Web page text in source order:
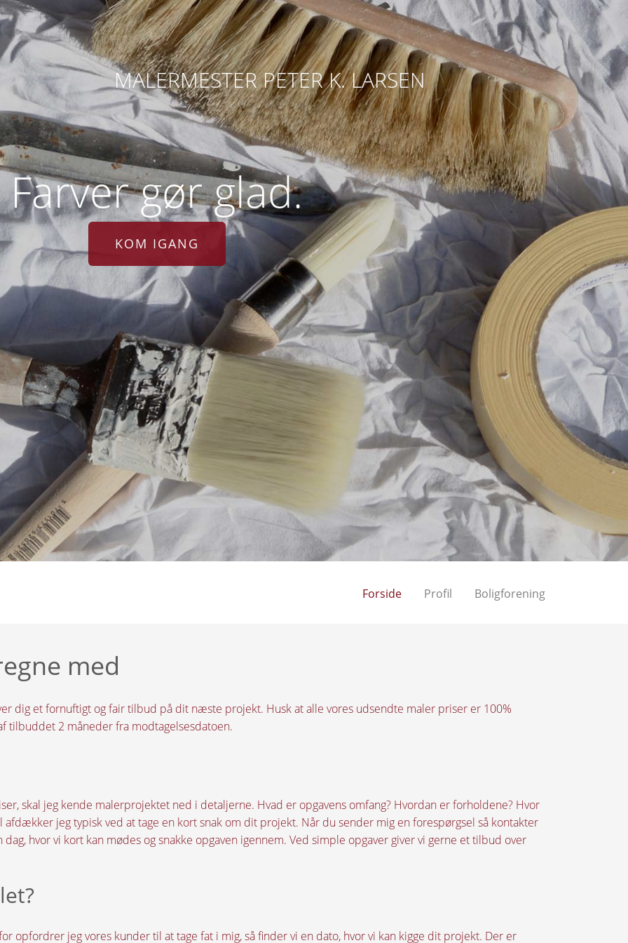
MALERMESTER PETER K. LARSEN
Farver gør glad.
KOM IGANG
Forside Profil Boligforening
med
dig et fornuftigt og fair tilbud på dit næste projekt. Husk at alle vores udsendte maler priser er 100%
tilbuddet 2 måneder fra modtagelsesdatoen.
skal jeg kende malerprojektet ned i detaljerne. Hvad er opgavens omfang? Hvordan er forholdene? Hvor
afdækker jeg typisk ved at tage en kort snak om dit projekt. Når du sender mig en forespørgsel så kontakter
hvor vi kort kan mødes og snakke opgaven igennem. Ved simple opgaver giver vi gerne et tilbud over
opfordrer jeg vores kunder til at tage fat i mig, så finder vi en dato, hvor vi kan kigge dit projekt. Der er